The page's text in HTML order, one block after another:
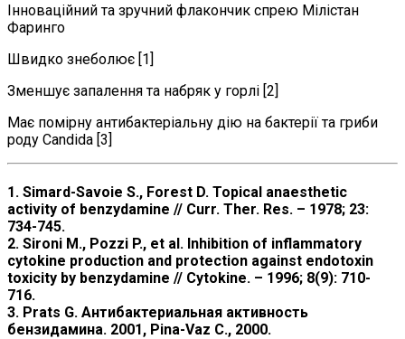
Інноваційний та зручний флакончик спрею Мілістан
Фаринго
Швидко знеболює [1]
Зменшує запалення та набряк у горлі [2]
Має помірну антибактеріальну дію на бактерії та гриби
роду Candida [3]
1. Simard-Savoie S., Forest D. Topical anaesthetic
activity of benzydamine // Curr. Ther. Res. – 1978; 23:
734-745.
2. Sironi M., Pozzi P., et al. Inhibition of inflammatory
cytokine production and protection against endotoxin
toxicity by benzydamine // Cytokine. – 1996; 8(9): 710-
716.
3. Prats G. Антибактериальная активность
бензидамина. 2001, Pina-Vaz C., 2000.